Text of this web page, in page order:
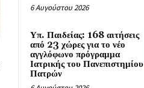
6 Αυγούστου 2026
Υπ. Παιδείας: 168 αιτήσεις
από 23 χώρες για το νέο
αγγλόφωνο πρόγραμμα
Ιατρικής του Πανεπιστημίου
Πατρών